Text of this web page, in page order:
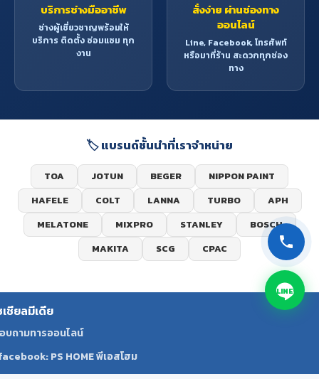
บริการช่างมืออาชีพ
ช่างผู้เชี่ยวชาญพร้อมให้
บริการ ติดตั้ง ซ่อมแซม ทุก
งาน
สั่งง่าย ผ่านช่องทาง
ออนไลน์
Line, Facebook, โทรศัพท์
หรือมาที่ร้าน สะดวกทุกช่อง
ทาง
🏷️ แบรนด์ชั้นนำที่เราจำหน่าย
TOA JOTUN BEGER
NIPPON PAINT
HAFELE
COLT LANNA TURBO
APH
MELATONE
MIXPRO STANLEY
BOSCH
MAKITA
SCG CPAC
เชียลมีเดีย
บถามทารออนไลน์
PS HOME พีเอสโฮม
LINE